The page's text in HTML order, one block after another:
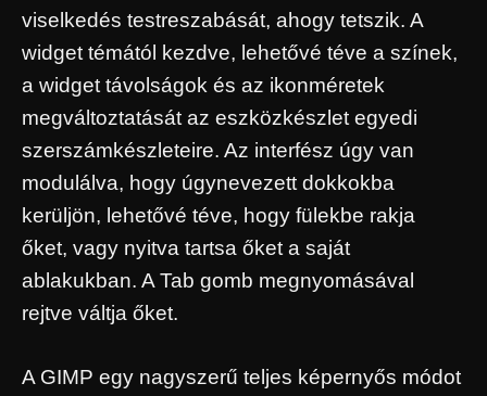
viselkedés testreszabását, ahogy tetszik. A
widget témától kezdve, lehetővé téve a színek,
a widget távolságok és az ikonméretek
megváltoztatását az eszközkészlet egyedi
szerszámkészleteire. Az interfész úgy van
modulálva, hogy úgynevezett dokkokba
kerüljön, lehetővé téve, hogy fülekbe rakja
őket, vagy nyitva tartsa őket a saját
ablakukban. A Tab gomb megnyomásával
rejtve váltja őket.
A GIMP egy nagyszerű teljes képernyős módot